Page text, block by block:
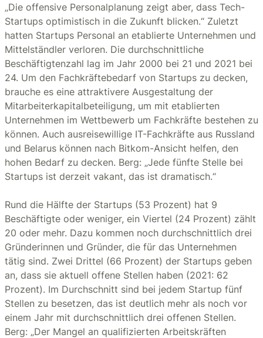
„Die offensive Personalplanung zeigt aber, dass Tech-
Startups optimistisch in die Zukunft blicken.“ Zuletzt
hatten Startups Personal an etablierte Unternehmen und
Mittelständler verloren. Die durchschnittliche
Beschäftigtenzahl lag im Jahr 2000 bei 21 und 2021 bei
24. Um den Fachkräftebedarf von Startups zu decken,
brauche es eine attraktivere Ausgestaltung der
Mitarbeiterkapitalbeteiligung, um mit etablierten
Unternehmen im Wettbewerb um Fachkräfte bestehen zu
können. Auch ausreisewillige IT-Fachkräfte aus Russland
und Belarus können nach Bitkom-Ansicht helfen, den
hohen Bedarf zu decken. Berg: „Jede fünfte Stelle bei
Startups ist derzeit vakant, das ist dramatisch.“
Rund die Hälfte der Startups (53 Prozent) hat 9
Beschäftigte oder weniger, ein Viertel (24 Prozent) zählt
20 oder mehr. Dazu kommen noch durchschnittlich drei
Gründerinnen und Gründer, die für das Unternehmen
tätig sind. Zwei Drittel (66 Prozent) der Startups geben
an, dass sie aktuell offene Stellen haben (2021: 62
Prozent). Im Durchschnitt sind bei jedem Startup fünf
Stellen zu besetzen, das ist deutlich mehr als noch vor
einem Jahr mit durchschnittlich drei offenen Stellen.
Berg: „Der Mangel an qualifizierten Arbeitskräften